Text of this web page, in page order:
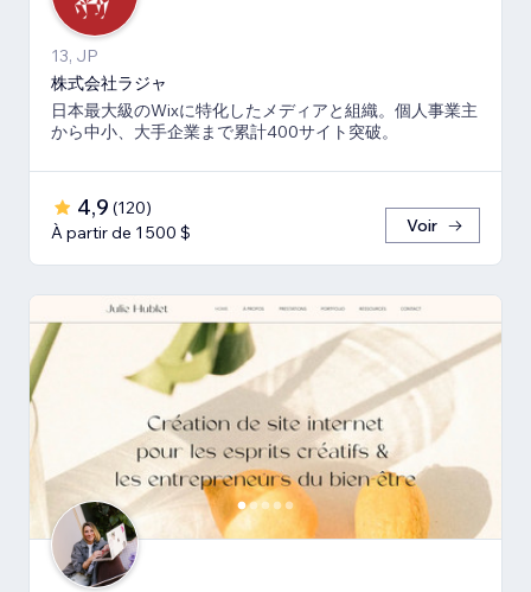
13, JP
株式会社ラジャ
日本最大級のWixに特化したメディアと組織。個人事業主
から中小、大手企業まで累計400サイト突破。
4,9 (120)
À partir de 1 500 $
Voir